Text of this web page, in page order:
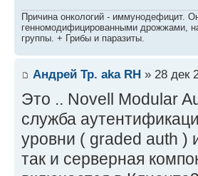
Причина онкологий - иммунодефицит.
генномодифицированными дрожжами,
группы. + Грибы и паразиты.
Андрей Тр. aka RH » 28 дек
Это .. Novell Modular
служба
уровни ( graded auth )
так и серверная